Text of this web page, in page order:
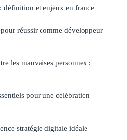
définition et enjeux en france
réussir comme développeur
les mauvaises personnes :
pour une célébration
stratégie digitale idéale